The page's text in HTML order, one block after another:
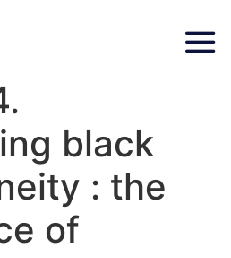
black
: the
of